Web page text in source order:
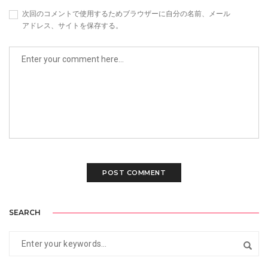
次回のコメントで使用するためブラウザーに自分の名前、メール
アドレス、サイトを保存する。
SEARCH